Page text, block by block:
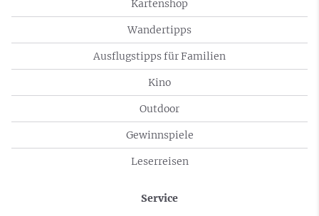
Kartenshop
Wandertipps
Ausflugstipps für Familien
Kino
Outdoor
Gewinnspiele
Leserreisen
Service